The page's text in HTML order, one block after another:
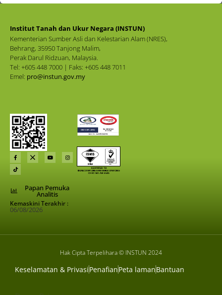
Institut Tanah dan Ukur Negara (INSTUN)
Kementerian Sumber Asli dan Kelestarian Alam (NRES),
Behrang, 35950 Tanjong Malim,
Perak Darul Ridzuan, Malaysia.
Tel: +605 448 7000 | Faks: +605 448 7011
Emel: pro@instun.gov.my
Papan Pemuka
Analitis
Kemaskini Terakhir :
06/08/2026
Hak Cipta Terpelihara © INSTUN 2024
Keselamatan & PrivasiPenafianPeta lamanBantuan